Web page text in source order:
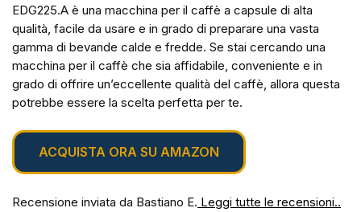
EDG225.A è una macchina per il caffè a capsule di alta
qualità, facile da usare e in grado di preparare una vasta
gamma di bevande calde e fredde. Se stai cercando una
macchina per il caffè che sia affidabile, conveniente e in
grado di offrire un’eccellente qualità del caffè, allora questa
potrebbe essere la scelta perfetta per te.
ACQUISTA ORA SU AMAZON
Recensione inviata da Bastiano E. Leggi tutte le recensioni..